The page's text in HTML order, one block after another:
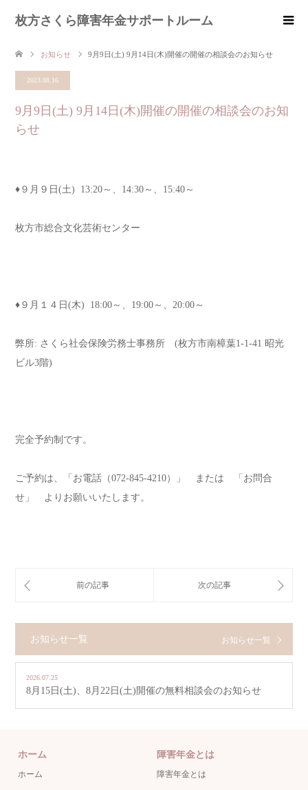
枚方さくら障害年金サポートルーム
お知らせ 9月9日(土) 9月14日(木)開催の開催の相談会のお知らせ
2023.08.16
9月9日(土) 9月14日(木)開催の開催の相談会のお知
らせ
♦︎９月９日(土) 13:20～、14:30～、15:40～
枚方市総合文化芸術センター
♦︎９月１４日(木) 18:00～、19:00～、20:00～
弊所: さくら社会保険労務士事務所 (枚方市南樟葉1-1-41 昭光
ビル3階)
完全予約制です。
ご予約は、「お電話（072-845-4210）」 または 「お問合
せ」 よりお願いいたします。
お知らせ一覧 お知らせ一覧
2026.07.25
8月15日(土)、8月22日(土)開催の無料相談会のお知らせ
ホーム
ホーム
障害年金とは
障害年金とは